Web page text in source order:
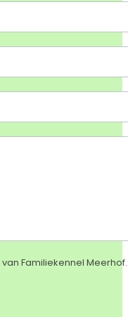
van Familiekennel Meerhof.